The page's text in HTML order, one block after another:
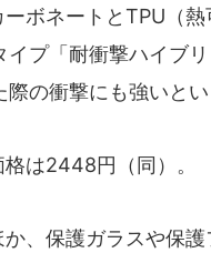
ボネートとTPU（
イプ「耐衝撃ハイブ
際の衝撃にも強いとい
は2448円（同）。
、保護ガラスや保